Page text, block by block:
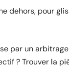
dehors, pour
par un
? Trouver la